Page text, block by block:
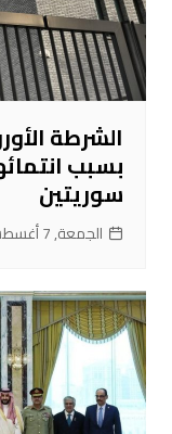
الشرطة
بسبب
سوريتين
الجمعة, 7 أغسطس 2026, 15:54